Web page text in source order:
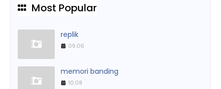
Most Popular
replik
09.06
memori banding
10.08